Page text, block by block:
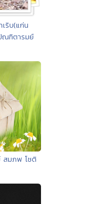
ริบ(แก่น
ณฑิตารมย์
สมภพ โชติ